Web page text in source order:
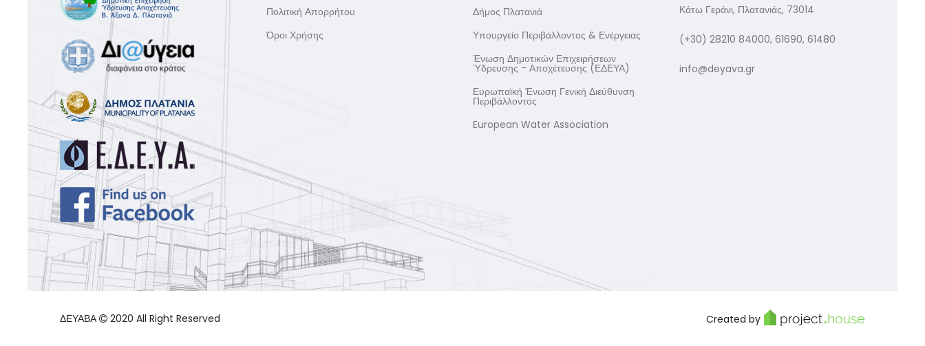
Πολιτική Απορρήτου
Όροι Χρήσης
Δήμος Πλατανιά
Υπουργείο Περιβάλλοντος & Ενέργειας
Ένωση Δημοτικών Επιχειρήσεων
Ύδρευσης - Αποχέτευσης (ΕΔΕΥΑ)
Ευρωπαϊκή Ένωση Γενική Διεύθυνση
Περιβάλλοντος
European Water Association
Κάτω Γεράνι, Πλατανιάς, 73014
(+30) 28210 84000, 61690, 61480
info@deyava.gr
ΔΕΥΑΒΑ 2020 All Right Reserved Created by